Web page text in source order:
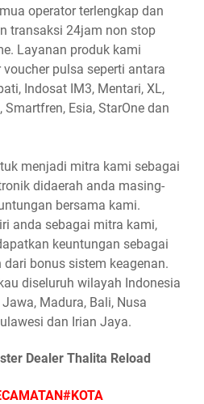
operator terlengkap dan
transaksi 24jam non stop
Layanan produk kami
pulsa seperti antara
Indosat IM3, Mentari, XL,
Smartfren, Esia, StarOne dan
menjadi mitra kami sebagai
didaerah anda masing-
bersama kami.
anda sebagai mitra kami,
keuntungan sebagai
bonus sistem keagenan.
diseluruh wilayah Indonesia
Madura, Bali, Nusa
dan Irian Jaya.
Dealer Thalita Reload